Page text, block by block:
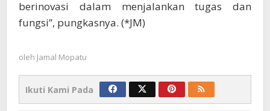
berinovasi dalam menjalankan tugas dan
fungsi”, pungkasnya. (*JM)
oleh Jamal Mopatu
Ikuti Kami Pada